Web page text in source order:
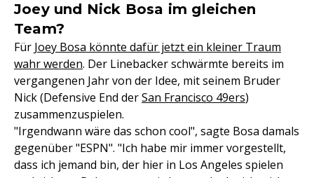
Joey und Nick Bosa im gleichen
Team?
Für Joey Bosa könnte dafür jetzt ein kleiner Traum
wahr werden. Der Linebacker schwärmte bereits im
vergangenen Jahr von der Idee, mit seinem Bruder
Nick (Defensive End derSan Francisco 49ers)
zusammenzuspielen.
"Irgendwann wäre das schon cool", sagte Bosa damals
gegenüber "ESPN". "Ich habe mir immer vorgestellt,
dass ich jemand bin, der hier in Los Angeles spielen